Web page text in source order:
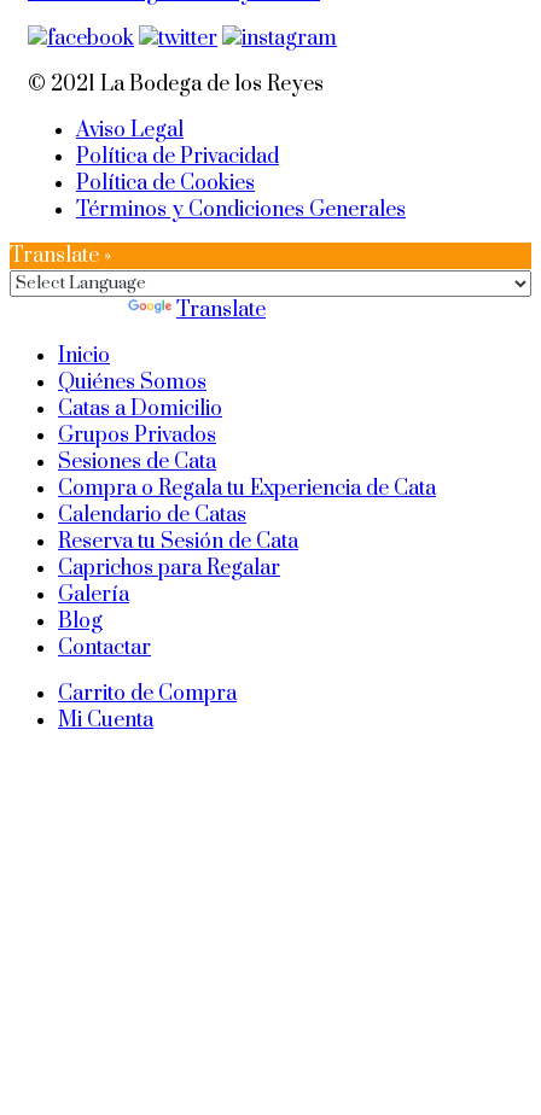
© 2021 La Bodega de los Reyes
Aviso Legal
Política de Privacidad
Política de Cookies
Términos y Condiciones Generales
Translate »
Translate
Inicio
Quiénes Somos
Catas a Domicilio
Grupos Privados
Sesiones de Cata
Compra o Regala tu Experiencia de Cata
Calendario de Catas
Reserva tu Sesión de Cata
Caprichos para Regalar
Galería
Blog
Contactar
Carrito de Compra
Mi Cuenta